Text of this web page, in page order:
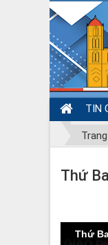
TIN
Thứ
Thứ